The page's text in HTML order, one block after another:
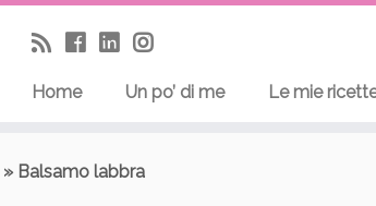
Home
Un po’ di me Le mie
» Balsamo labbra